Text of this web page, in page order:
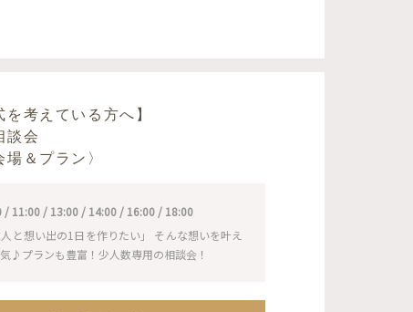
を考えている方へ】
談会
場＆プラン〉
/ 11:00 / 13:00 / 14:00 / 16:00 / 18:00
人と想い出の1日を作りたい」 そんな想いを叶え
♪プランも豊富！少人数専用の相談会！